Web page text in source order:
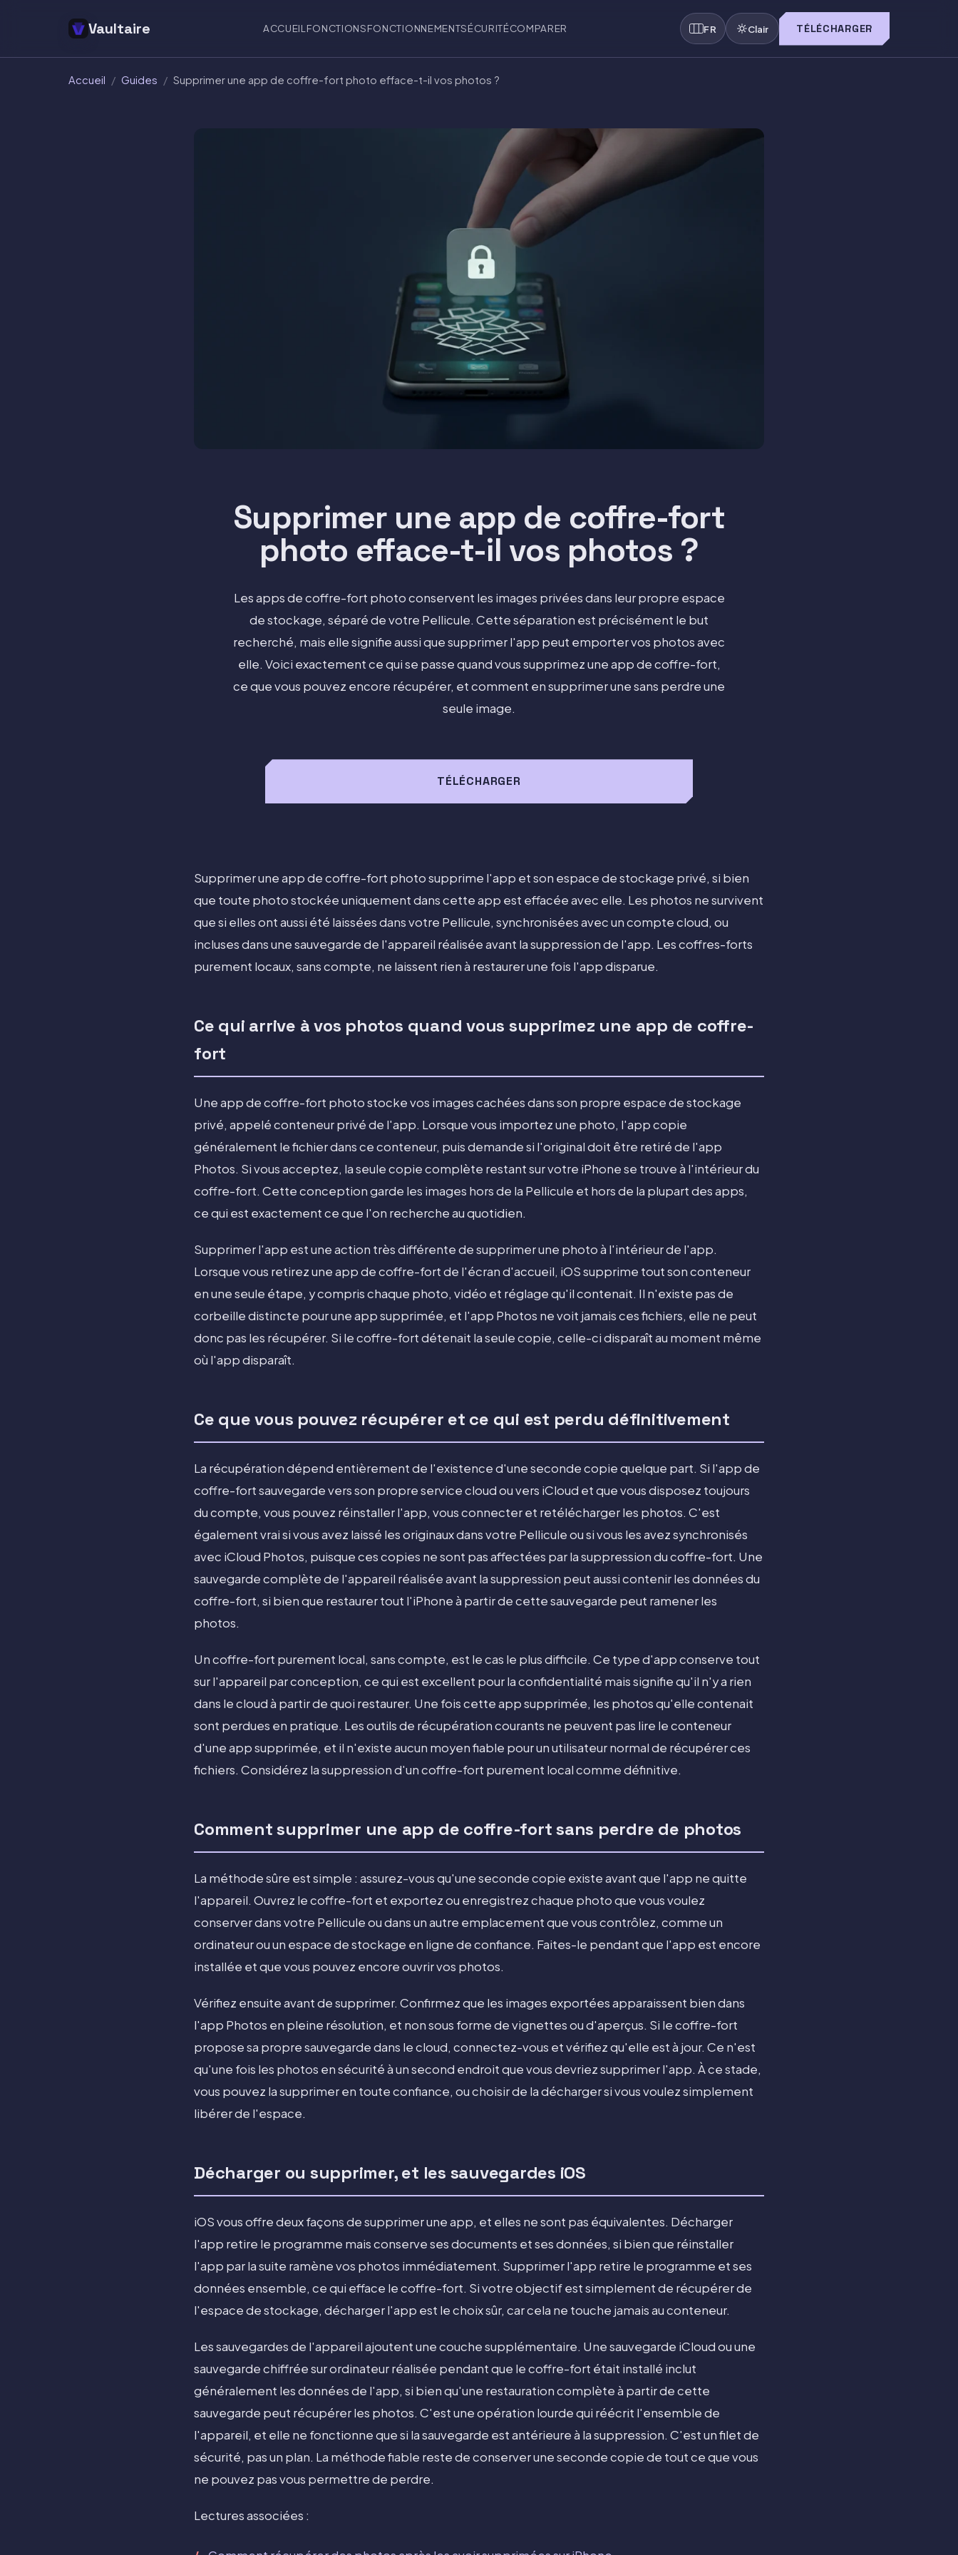
Vaultaire ACCUEIL FONCTIONSFONCTIONNEMENTSÉCURITÉCOMPARER FR Clair TÉLÉCHARGER
Accueil / Guides / Supprimer une app de coffre-fort photo efface-t-il vos photos ?
Supprimer une app de coffre-fort
photo efface-t-il vos photos ?
Les apps de coffre-fort photo conservent les images privées dans leur propre espace
de stockage, séparé de votre Pellicule. Cette séparation est précisément le but
recherché, mais elle signifie aussi que supprimer l'app peut emporter vos photos avec
elle. Voici exactement ce qui se passe quand vous supprimez une app de coffre-fort,
ce que vous pouvez encore récupérer, et comment en supprimer une sans perdre une
seule image.
TÉLÉCHARGER
Supprimer une app de coffre-fort photo supprime l'app et son espace de stockage privé, si bien
que toute photo stockée uniquement dans cette app est effacée avec elle. Les photos ne survivent
que si elles ont aussi été laissées dans votre Pellicule, synchronisées avec un compte cloud, ou
incluses dans une sauvegarde de l'appareil réalisée avant la suppression de l'app. Les coffres-forts
purement locaux, sans compte, ne laissent rien à restaurer une fois l'app disparue.
Ce qui arrive à vos photos quand vous supprimez une app de coffre-
fort
Une app de coffre-fort photo stocke vos images cachées dans son propre espace de stockage
privé, appelé conteneur privé de l'app. Lorsque vous importez une photo, l'app copie
généralement le fichier dans ce conteneur, puis demande si l'original doit être retiré de l'app
Photos. Si vous acceptez, la seule copie complète restant sur votre iPhone se trouve à l'intérieur du
coffre-fort. Cette conception garde les images hors de la Pellicule et hors de la plupart des apps,
ce qui est exactement ce que l'on recherche au quotidien.
Supprimer l'app est une action très différente de supprimer une photo à l'intérieur de l'app.
Lorsque vous retirez une app de coffre-fort de l'écran d'accueil, iOS supprime tout son conteneur
en une seule étape, y compris chaque photo, vidéo et réglage qu'il contenait. Il n'existe pas de
corbeille distincte pour une app supprimée, et l'app Photos ne voit jamais ces fichiers, elle ne peut
donc pas les récupérer. Si le coffre-fort détenait la seule copie, celle-ci disparaît au moment même
où l'app disparaît.
Ce que vous pouvez récupérer et ce qui est perdu définitivement
La récupération dépend entièrement de l'existence d'une seconde copie quelque part. Si l'app de
coffre-fort sauvegarde vers son propre service cloud ou vers iCloud et que vous disposez toujours
du compte, vous pouvez réinstaller l'app, vous connecter et retélécharger les photos. C'est
également vrai si vous avez laissé les originaux dans votre Pellicule ou si vous les avez synchronisés
avec iCloud Photos, puisque ces copies ne sont pas affectées par la suppression du coffre-fort. Une
sauvegarde complète de l'appareil réalisée avant la suppression peut aussi contenir les données du
coffre-fort, si bien que restaurer tout l'iPhone à partir de cette sauvegarde peut ramener les
photos.
Un coffre-fort purement local, sans compte, est le cas le plus difficile. Ce type d'app conserve tout
sur l'appareil par conception, ce qui est excellent pour la confidentialité mais signifie qu'il n'y a rien
dans le cloud à partir de quoi restaurer. Une fois cette app supprimée, les photos qu'elle contenait
sont perdues en pratique. Les outils de récupération courants ne peuvent pas lire le conteneur
d'une app supprimée, et il n'existe aucun moyen fiable pour un utilisateur normal de récupérer ces
fichiers. Considérez la suppression d'un coffre-fort purement local comme définitive.
Comment supprimer une app de coffre-fort sans perdre de photos
La méthode sûre est simple : assurez-vous qu'une seconde copie existe avant que l'app ne quitte
l'appareil. Ouvrez le coffre-fort et exportez ou enregistrez chaque photo que vous voulez
conserver dans votre Pellicule ou dans un autre emplacement que vous contrôlez, comme un
ordinateur ou un espace de stockage en ligne de confiance. Faites-le pendant que l'app est encore
installée et que vous pouvez encore ouvrir vos photos.
Vérifiez ensuite avant de supprimer. Confirmez que les images exportées apparaissent bien dans
l'app Photos en pleine résolution, et non sous forme de vignettes ou d'aperçus. Si le coffre-fort
propose sa propre sauvegarde dans le cloud, connectez-vous et vérifiez qu'elle est à jour. Ce n'est
qu'une fois les photos en sécurité à un second endroit que vous devriez supprimer l'app. À ce stade,
vous pouvez la supprimer en toute confiance, ou choisir de la décharger si vous voulez simplement
libérer de l'espace.
Décharger ou supprimer, et les sauvegardes iOS
iOS vous offre deux façons de supprimer une app, et elles ne sont pas équivalentes. Décharger
l'app retire le programme mais conserve ses documents et ses données, si bien que réinstaller
l'app par la suite ramène vos photos immédiatement. Supprimer l'app retire le programme et ses
données ensemble, ce qui efface le coffre-fort. Si votre objectif est simplement de récupérer de
l'espace de stockage, décharger l'app est le choix sûr, car cela ne touche jamais au conteneur.
Les sauvegardes de l'appareil ajoutent une couche supplémentaire. Une sauvegarde iCloud ou une
sauvegarde chiffrée sur ordinateur réalisée pendant que le coffre-fort était installé inclut
généralement les données de l'app, si bien qu'une restauration complète à partir de cette
sauvegarde peut récupérer les photos. C'est une opération lourde qui réécrit l'ensemble de
l'appareil, et elle ne fonctionne que si la sauvegarde est antérieure à la suppression. C'est un filet de
sécurité, pas un plan. La méthode fiable reste de conserver une seconde copie de tout ce que vous
ne pouvez pas vous permettre de perdre.
Lectures associées :